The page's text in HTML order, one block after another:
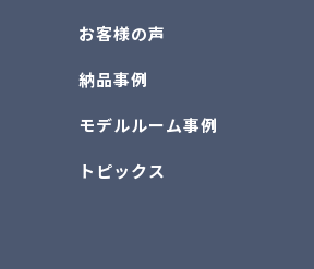
お客様の声
納品事例
モデルルーム事例
トピックス